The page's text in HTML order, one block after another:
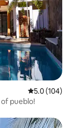
औसत रेटिंग 5 में
5.0 (104)
pueblo!